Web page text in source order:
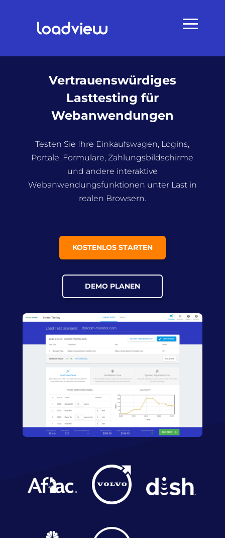
Vertrauenswürdiges
Lasttesting für
Webanwendungen
Testen Sie Ihre Einkaufswagen, Logins,
Portale, Formulare, Zahlungsbildschirme
und andere interaktive
Webanwendungsfunktionen unter Last in
realen Browsern.
KOSTENLOS STARTEN
DEMO PLANEN